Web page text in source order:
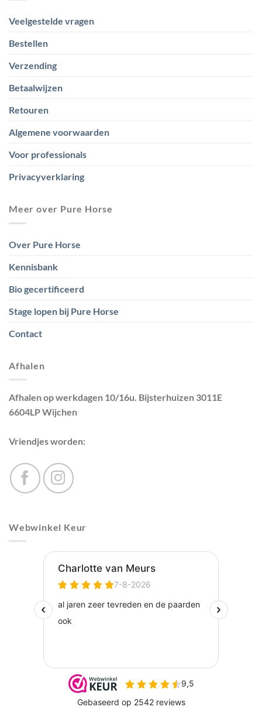
Veelgestelde vragen
Bestellen
Verzending
Betaalwijzen
Retouren
Algemene voorwaarden
Voor professionals
Privacyverklaring
Meer over Pure Horse
Over Pure Horse
Kennisbank
Bio gecertificeerd
Stage lopen bij Pure Horse
Contact
Afhalen
Afhalen op werkdagen 10/16u. Bijsterhuizen 3011E
6604LP Wijchen
Vriendjes worden:
Webwinkel Keur